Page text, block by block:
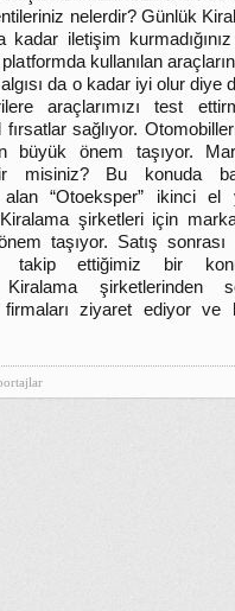
nelerdir? Günlük
kadar iletişim
kullanılan
da o kadar iyi olur
araçlarımızı test
sağlıyor.
büyük önem taşıyor.
misiniz? Bu konuda
“Otoeksper” ikinci el
şirketleri için
taşıyor. Satış
takip ettiğimiz bir
Kiralama
ziyaret ediyor ve